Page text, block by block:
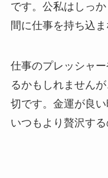
です。公私はしっ
間に仕事を持ち込
仕事のプレッシャ
るかもしれません
切です。金運が良
いつもより贅沢する